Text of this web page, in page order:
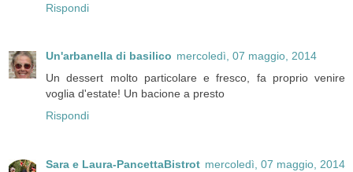
Rispondi
Un'arbanella di basilico mercoledì, 07 maggio, 2014
Un dessert molto particolare e fresco, fa proprio venire
voglia d'estate! Un bacione a presto
Rispondi
Sara e Laura-PancettaBistrot mercoledì, 07 maggio, 2014